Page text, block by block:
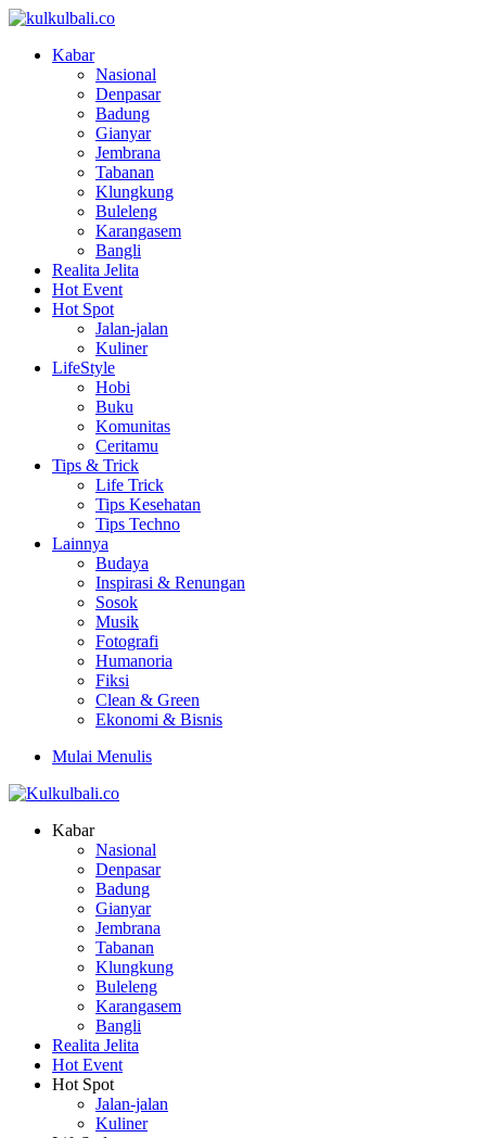
Kabar
Nasional
Denpasar
Badung
Gianyar
Jembrana
Tabanan
Klungkung
Buleleng
Karangasem
Bangli
Realita Jelita
Hot Event
Hot Spot
Jalan-jalan
Kuliner
LifeStyle
Hobi
Buku
Komunitas
Ceritamu
Tips & Trick
Life Trick
Tips Kesehatan
Tips Techno
Lainnya
Budaya
Inspirasi & Renungan
Sosok
Musik
Fotografi
Humanoria
Fiksi
Clean & Green
Ekonomi & Bisnis
Mulai Menulis
Kabar
Nasional
Denpasar
Badung
Gianyar
Jembrana
Tabanan
Klungkung
Buleleng
Karangasem
Bangli
Realita Jelita
Hot Event
Hot Spot
Jalan-jalan
Kuliner